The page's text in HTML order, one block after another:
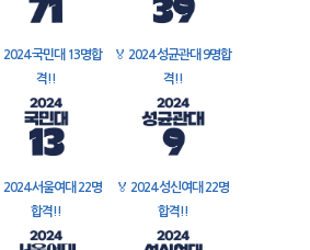
2024 국민대 13명합
격!!
🏅 2024 성균관대 9명합
격!!
2024 서울여대 22명
합격!!
🏅 2024 성신여대 22명
합격!!